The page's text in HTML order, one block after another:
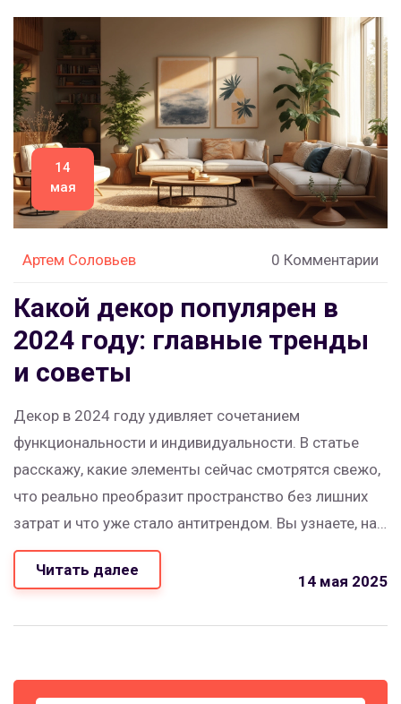
помогут взглянуть на декор под новым углом.
14
мая
Артем Соловьев 0 Комментарии
Какой декор популярен в
2024 году: главные тренды
и советы
Декор в 2024 году удивляет сочетанием
функциональности и индивидуальности. В статье
расскажу, какие элементы сейчас смотрятся свежо,
что реально преобразит пространство без лишних
затрат и что уже стало антитрендом. Вы узнаете, на
что стоит обратить внимание при выборе декора,
как подбирать цвета и из каких материалов
решения — никакой воды и заученных правил из
Читать далее
14 мая 2025